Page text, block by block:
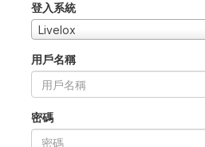
登入系統
Livelox
用戶名稱
密碼